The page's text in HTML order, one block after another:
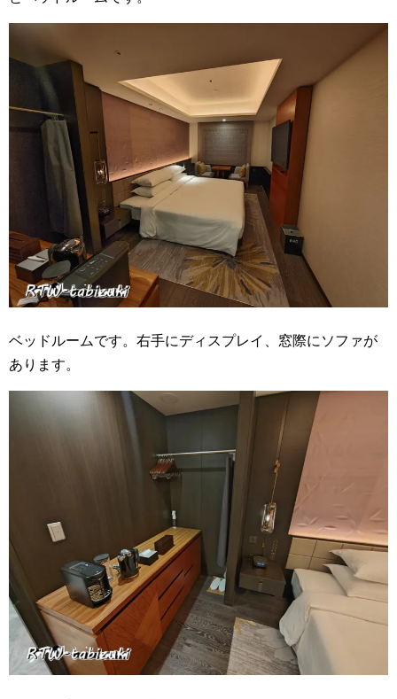
ベッドルームです。右手にディスプレイ、窓際にソファが
あります。